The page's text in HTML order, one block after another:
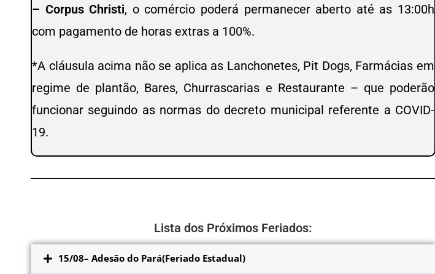
– Corpus Christi, o comércio poderá permanecer aberto até as 13:00h
com pagamento de horas extras a 100%.
*A cláusula acima não se aplica as Lanchonetes, Pit Dogs, Farmácias em
regime de plantão, Bares, Churrascarias e Restaurante – que poderão
funcionar seguindo as normas do decreto municipal referente a COVID-
19.
Lista dos Próximos Feriados:
Abaixo Lista dos Próximos Feriados:
15/08– Adesão do Pará(Feriado Estadual)